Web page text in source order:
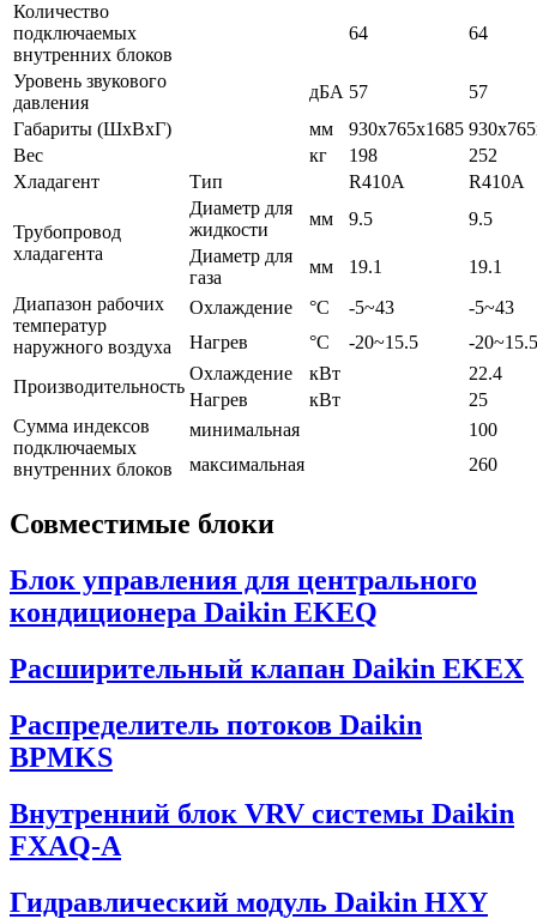
Количество
подключаемых
внутренних блоков
64 64
Уровень звукового
давления
дБА 57
57
Габариты (ШхВхГ)
мм 930x765x1685
Вес
кг 198
252
Хладагент
Тип R410A R410A
Трубопровод
хладагента
Диаметр для
жидкости
мм 9.5
9.5
Диаметр для
газа
мм 19.1
19.1
Диапазон рабочих
температур
наружного воздуха
Охлаждение °C -5~43
-5~43
Нагрев
°C -20~15.5 -20~15.5
Производительность
Охлаждение кВт
22.4
Нагрев
кВт
25
Сумма индексов
подключаемых
внутренних блоков
минимальная
100
максимальная
260
Совместимые блоки
Блок управления для центрального
кондиционера Daikin EKEQ
Расширительный клапан Daikin EKEX
Распределитель потоков Daikin
BPMKS
Внутренний блок VRV системы Daikin
FXAQ-A
Гидравлический модуль Daikin HXY